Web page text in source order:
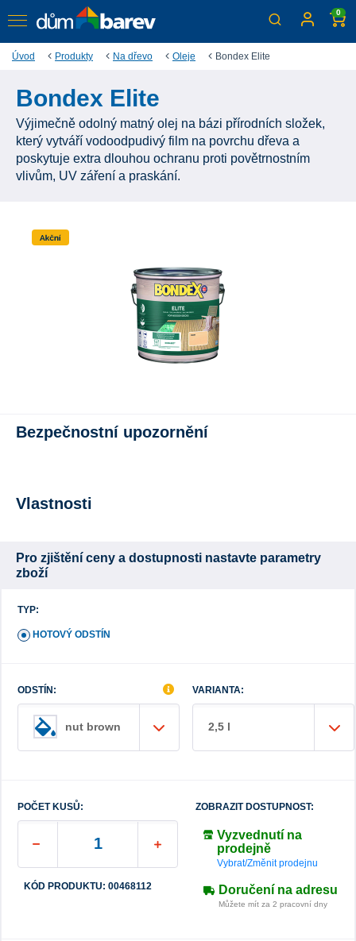
0
Úvod Produkty Na dřevo Oleje Bondex Elite
Bondex Elite
Výjimečně odolný matný olej na bázi přírodních složek,
který vytváří vodoodpudivý film na povrchu dřeva a
poskytuje extra dlouhou ochranu proti povětrnostním
vlivům, UV záření a praskání.
Bezpečnostní upozornění
Vlastnosti
Pro zjištění ceny a dostupnosti nastavte parametry
zboží
TYP:
HOTOVÝ ODSTÍN
ODSTÍN:
nut brown
VARIANTA:
2,5 l
POČET KUSŮ:
KÓD PRODUKTU: 00468112
ZOBRAZIT DOSTUPNOST:
Vyzvednutí na
prodejně
Vybrat/Změnit prodejnu
Doručení na adresu
Můžete mít za 2 pracovní dny